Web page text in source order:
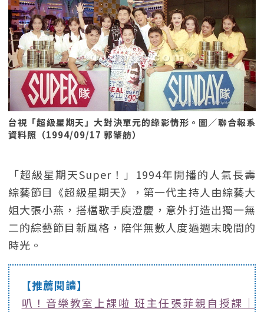
台視「超級星期天」大對決單元的錄影情形。圖／聯合報系
資料照（1994/09/17 郭肇舫）
「超級星期天Super！」1994年開播的人氣長壽
綜藝節目《超級星期天》，第一代主持人由綜藝大
姐大張小燕，搭檔歌手庾澄慶，意外打造出獨一無
二的綜藝節目新風格，陪伴無數人度過週末晚間的
時光。
【推薦閱讀】
叭！音樂教室上課啦 班主任張菲親自授課｜